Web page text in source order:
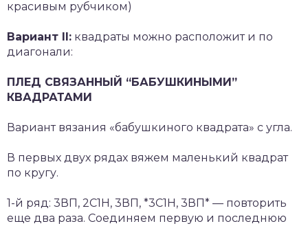
красивым рубчиком)
Вариант II: квадраты можно расположит и по
диагонали:
ПЛЕД СВЯЗАННЫЙ “БАБУШКИНЫМИ”
КВАДРАТАМИ
Вариант вязания «бабушкиного квадрата» с угла.
В первых двух рядах вяжем маленький квадрат
по кругу.
1-й ряд: 3ВП, 2С1Н, 3ВП, *3С1Н, 3ВП* — повторить
еще два раза. Соединяем первую и последнюю